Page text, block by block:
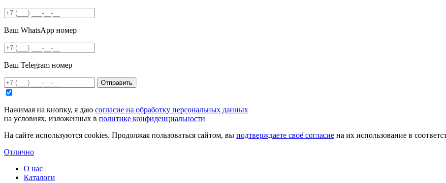
Ваш WhatsApp номер
Ваш Telegram номер
Отправить
Нажимая на кнопку, я даю согласие на обработку персональных данных
на условиях, изложенных в политике конфиденциальности
На сайте используются cookies. Продолжая пользоваться сайтом, вы подтверждаете своё согласие на их использование в
Отлично
О нас
Каталоги